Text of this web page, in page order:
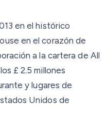
en el histórico
en el corazón de
a la cartera de All
£ 2.5 millones
y lugares de
Unidos de